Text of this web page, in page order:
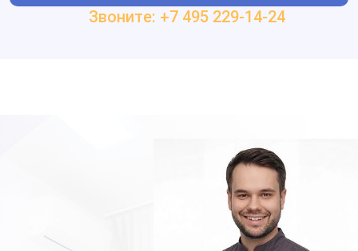
Звоните: +7 495 229-14-24